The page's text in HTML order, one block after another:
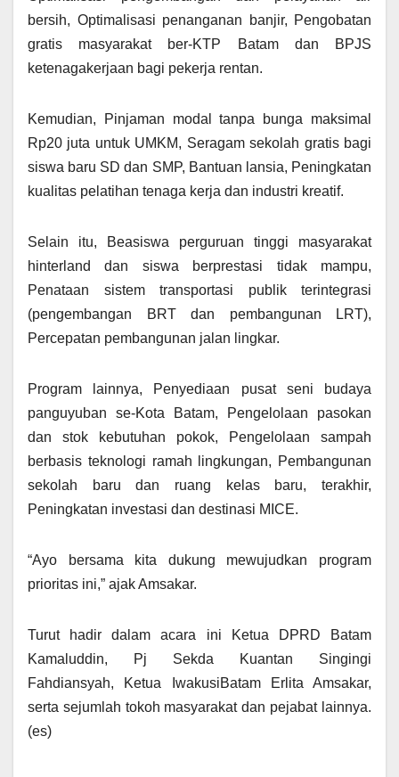
bersih, Optimalisasi penanganan banjir, Pengobatan
gratis masyarakat ber-KTP Batam dan BPJS
ketenagakerjaan bagi pekerja rentan.
Kemudian, Pinjaman modal tanpa bunga maksimal
Rp20 juta untuk UMKM, Seragam sekolah gratis bagi
siswa baru SD dan SMP, Bantuan lansia, Peningkatan
kualitas pelatihan tenaga kerja dan industri kreatif.
Selain itu, Beasiswa perguruan tinggi masyarakat
hinterland dan siswa berprestasi tidak mampu,
Penataan sistem transportasi publik terintegrasi
(pengembangan BRT dan pembangunan LRT),
Percepatan pembangunan jalan lingkar.
Program lainnya, Penyediaan pusat seni budaya
panguyuban se-Kota Batam, Pengelolaan pasokan
dan stok kebutuhan pokok, Pengelolaan sampah
berbasis teknologi ramah lingkungan, Pembangunan
sekolah baru dan ruang kelas baru, terakhir,
Peningkatan investasi dan destinasi MICE.
“Ayo bersama kita dukung mewujudkan program
prioritas ini,” ajak Amsakar.
Turut hadir dalam acara ini Ketua DPRD Batam
Kamaluddin, Pj Sekda Kuantan Singingi
Fahdiansyah, Ketua IwakusiBatam Erlita Amsakar,
serta sejumlah tokoh masyarakat dan pejabat lainnya.
(es)